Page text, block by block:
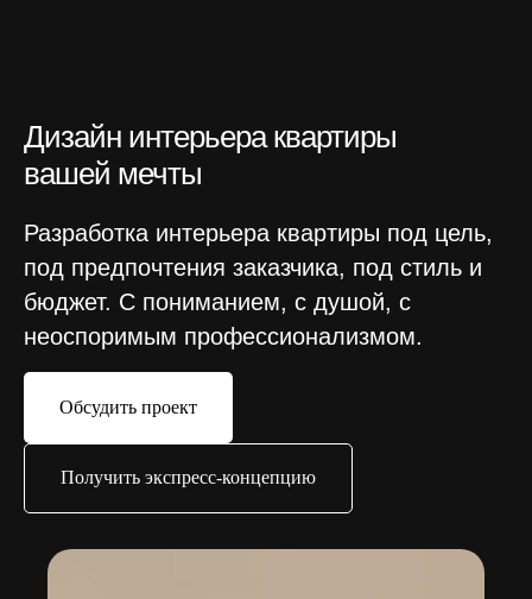
Дизайн интерьера квартиры
вашей мечты
Разработка интерьера квартиры под цель,
под предпочтения заказчика, под стиль и
бюджет. С пониманием, с душой, с
неоспоримым профессионализмом.
Обсудить проект
Получить экспресс-концепцию